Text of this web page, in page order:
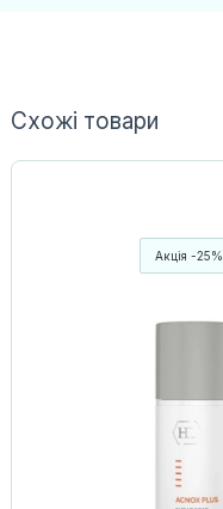
Схожі товари
Акція -25%